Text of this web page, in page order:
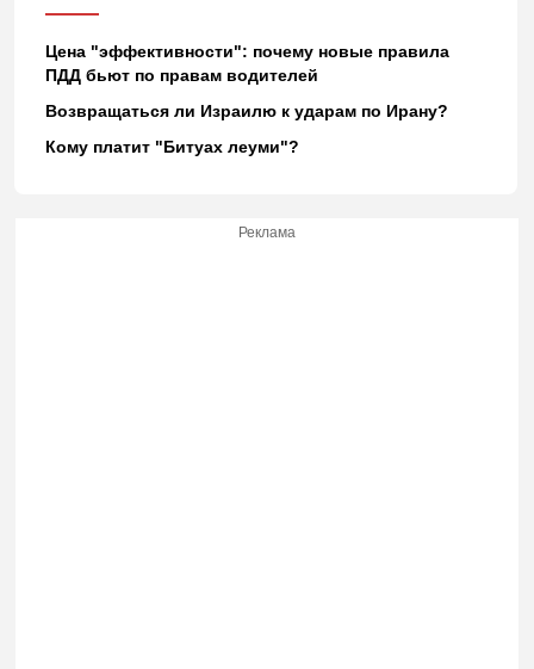
Цена "эффективности": почему новые правила
ПДД бьют по правам водителей
Возвращаться ли Израилю к ударам по Ирану?
Кому платит "Битуах леуми"?
Реклама